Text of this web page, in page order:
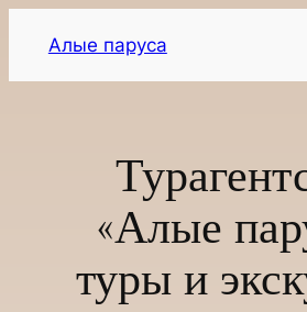
содержимому
Алые паруса
«Алые
туры и